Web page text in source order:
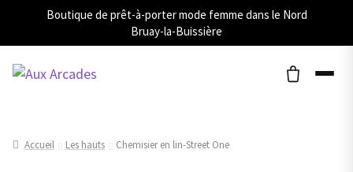
Boutique de prêt-à-porter mode femme dans le Nord
Bruay-la-Buissière
Accueil Les hauts Chemisier en lin-Street One